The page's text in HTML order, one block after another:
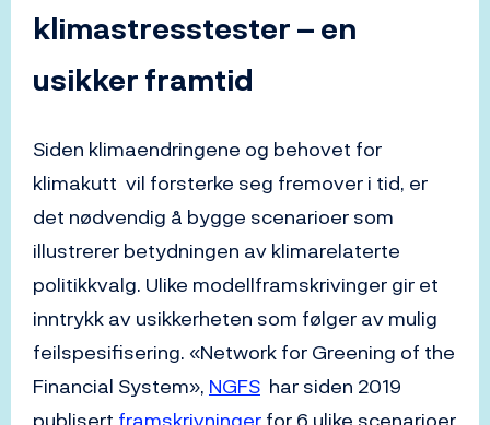
klimastresstester – en
usikker framtid
Siden klimaendringene og behovet for
klimakutt vil forsterke seg fremover i tid, er
det nødvendig å bygge scenarioer som
illustrerer betydningen av klimarelaterte
politikkvalg. Ulike modellframskrivinger gir et
inntrykk av usikkerheten som følger av mulig
feilspesifisering. «Network for Greening of the
Financial System», NGFS har siden 2019